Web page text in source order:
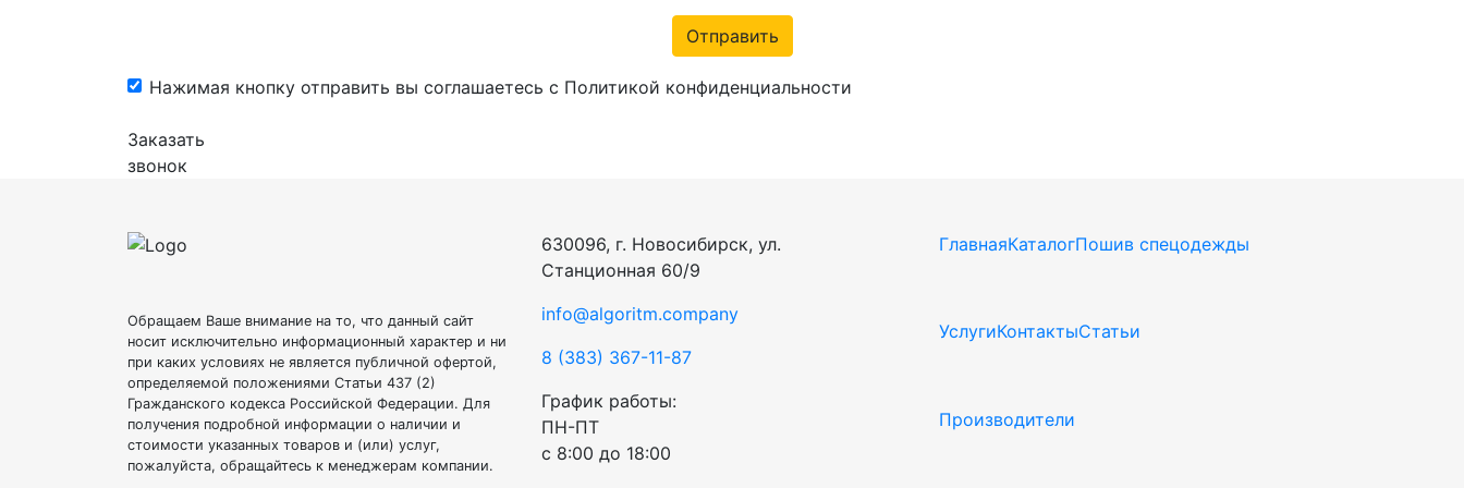
Отправить
Нажимая кнопку отправить вы соглашаетесь с Политикой конфиденциальности
Заказать
звонок
Обращаем Ваше внимание на то, что данный сайт
носит исключительно информационный характер и ни
при каких условиях не является публичной офертой,
определяемой положениями Статьи 437 (2)
Гражданского кодекса Российской Федерации. Для
получения подробной информации о наличии и
стоимости указанных товаров и (или) услуг,
пожалуйста, обращайтесь к менеджерам компании.
630096, г. Новосибирск, ул.
Станционная 60/9
info@algoritm.company
8 (383) 367-11-87
График работы:
ПН-ПТ
с 8:00 до 18:00
ГлавнаяКаталогПошив спецодежды
УслугиКонтактыСтатьи
Производители